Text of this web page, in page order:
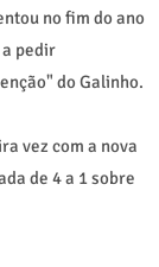
no fim do ano
pedir
do Galinho.
vez com a nova
de 4 a 1 sobre